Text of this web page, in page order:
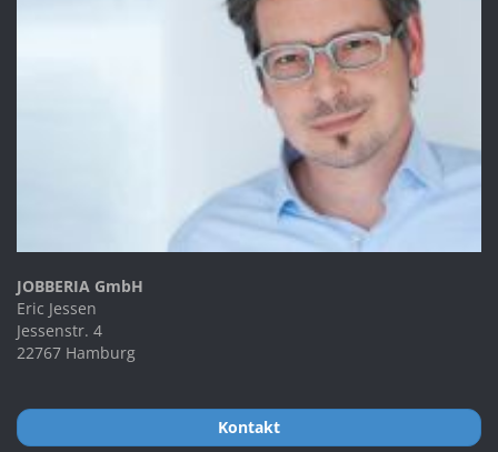
JOBBERIA GmbH
Eric Jessen
Jessenstr. 4
22767 Hamburg
Kontakt